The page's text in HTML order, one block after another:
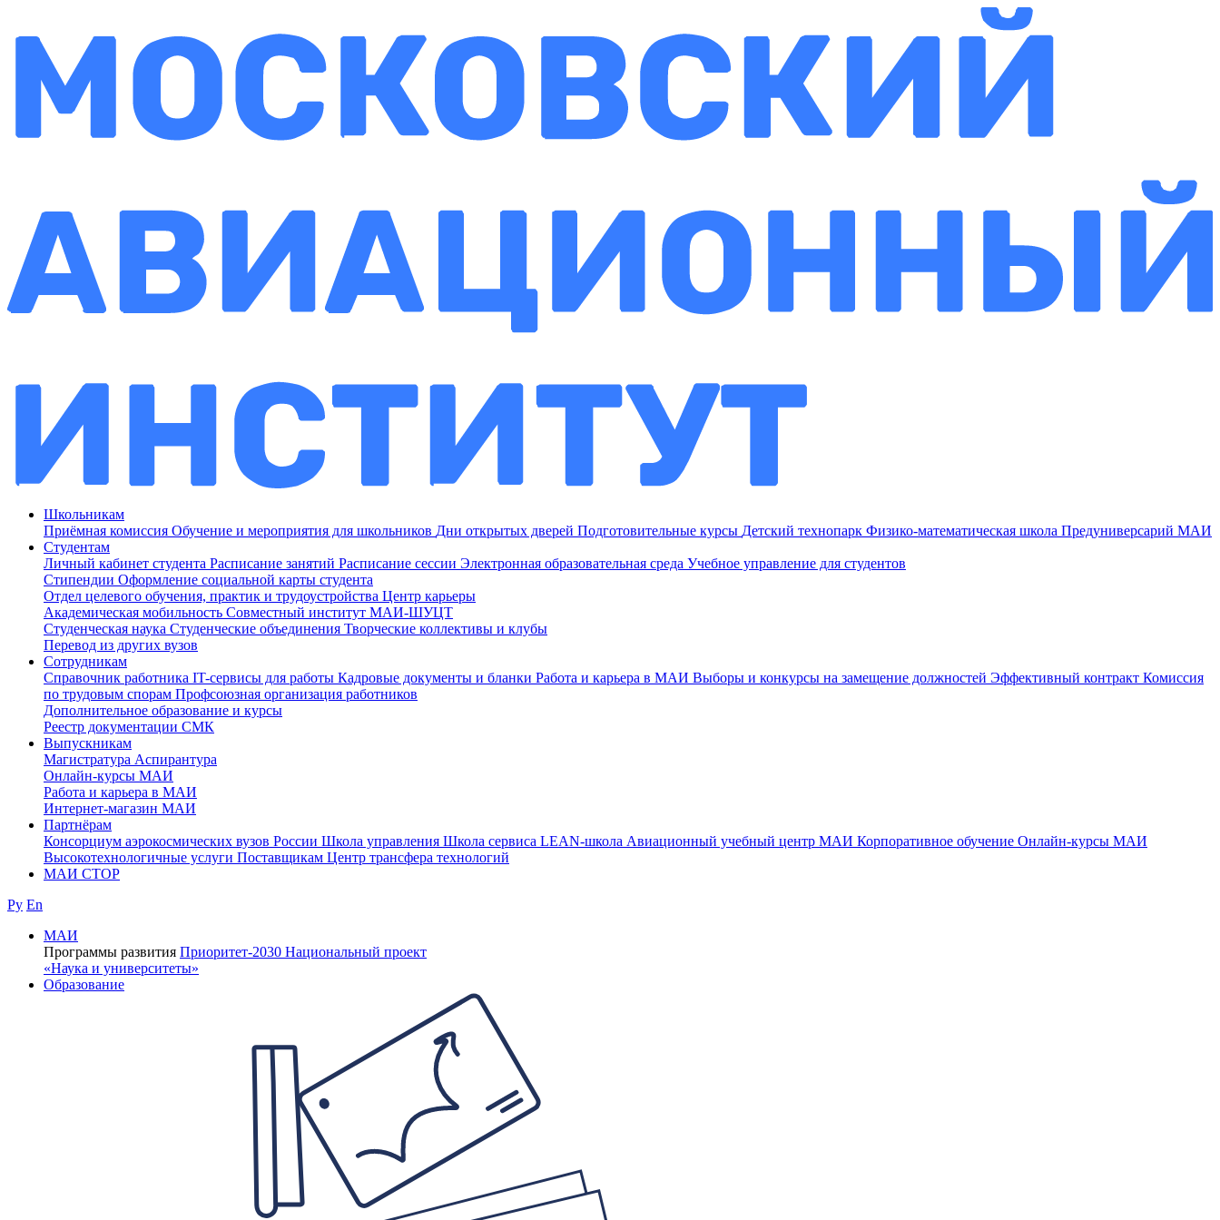
Школьникам
Приёмная комиссия Обучение и мероприятия для школьников Дни открытых дверей Подготовительные курсы Детский технопарк Физико-математическая школа Предуниверсарий МАИ
Студентам
Личный кабинет студента Расписание занятий Расписание сессии Электронная образовательная среда Учебное управление для студентов
Стипендии Оформление социальной карты студента
Отдел целевого обучения, практик и трудоустройства Центр карьеры
Академическая мобильность Совместный институт МАИ-ШУЦТ
Студенческая наука Студенческие объединения Творческие коллективы и клубы
Перевод из других вузов
Сотрудникам
Cправочник работника IT-сервисы для работы Кадровые документы и бланки Работа и карьера в МАИ Выборы и конкурсы на замещение должностей Эффективный контракт Комиссия
по трудовым спорам Профсоюзная организация работников
Дополнительное образование и курсы
Реестр документации СМК
Выпускникам
Магистратура Аспирантура
Онлайн-курсы МАИ
Работа и карьера в МАИ
Интернет-магазин МАИ
Партнёрам
Консорциум аэрокосмических вузов России Школа управления Школа сервиса LEAN-школа Авиационный учебный центр МАИ Корпоративное обучение Онлайн-курсы МАИ
Высокотехнологичные услуги Поставщикам Центр трансфера технологий
МАИ СТОР
Ру En
МАИ
Программы развития Приоритет-2030 Национальный проект
«Наука и университеты»
Образование